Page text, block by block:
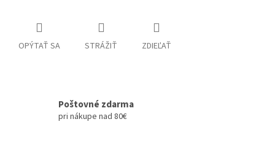
OPÝTAŤ SA STRÁŽIŤ ZDIEĽAŤ
Poštovné zdarma
pri nákupe nad 80€